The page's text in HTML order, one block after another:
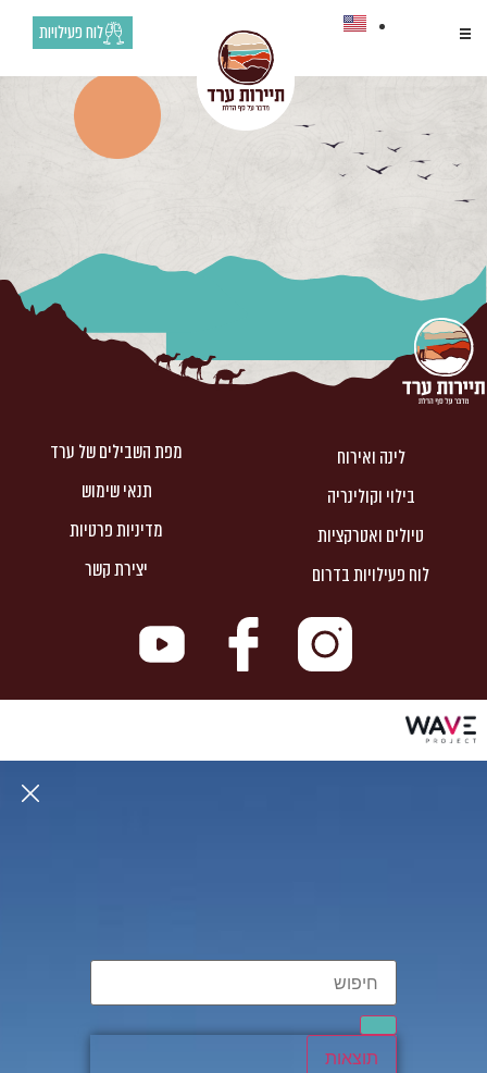
לוח פעילויות קטגוריה: טיולים
לינה ואירוח
בילוי וקולינריה
טיולים ואטרקציות
לוח פעילויות בדרום
מפת השבילים של ערד
תנאי שימוש
מדיניות פרטיות
יצירת קשר
תוצאות